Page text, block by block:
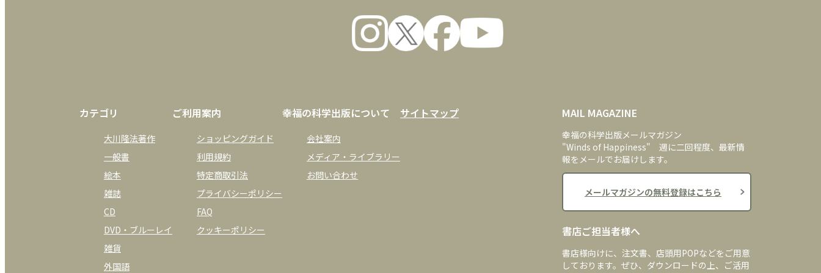
カテゴリ
大川隆法著作
一般書
絵本
雑誌
CD
DVD・ブルーレイ
雑貨
外国語
ご利用案内
ショッピングガイド
利用規約
特定商取引法
プライバシーポリシー
FAQ
クッキーポリシー
幸福の科学出版について
会社案内
メディア・ライブラリー
お問い合わせ
サイトマップ MAIL MAGAZINE
幸福の科学出版メールマガジン
"Winds of Happiness" 週に二回程度、最新情
報をメールでお届けします。
メールマガジンの無料登録はこちら
書店ご担当者様へ
書店様向けに、注文書、店頭用POPなどをご用意
しております。ぜひ、ダウンロードの上、ご活用